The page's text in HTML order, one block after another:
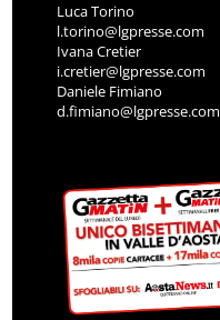
Luca Torino
l.torino@lgpresse.com
Ivana Cretier
i.cretier@lgpresse.com
Daniele Fimiano
d.fimiano@lgpresse.com